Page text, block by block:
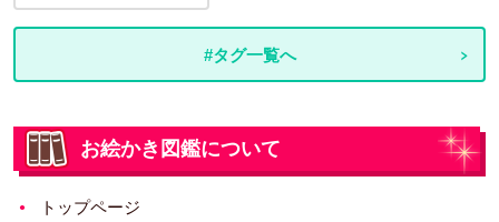
#タグ一覧へ
お絵かき図鑑について
トップページ